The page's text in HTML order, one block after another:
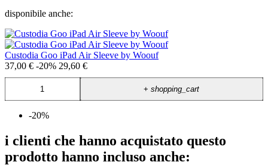
disponibile anche:
Custodia Goo iPad Air Sleeve by Woouf
37,00 € -20% 29,60 €
+shopping_cart
-20%
i clienti che hanno acquistato questo
prodotto hanno incluso anche: